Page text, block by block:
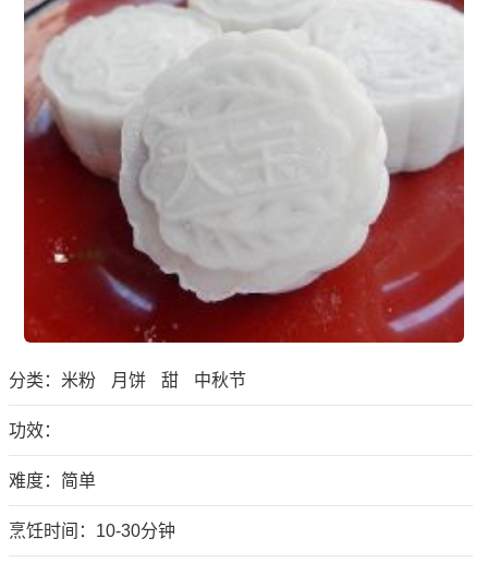
分类： 米粉 月饼 甜 中秋节
功效：
难度：简单
烹饪时间：10-30分钟